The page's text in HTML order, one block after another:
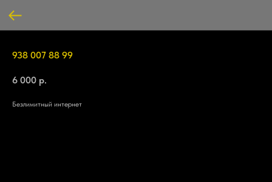
938 007 88 99
6 000 р.
Безлимитный интернет